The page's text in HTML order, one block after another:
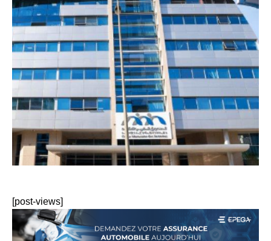
[post-views]